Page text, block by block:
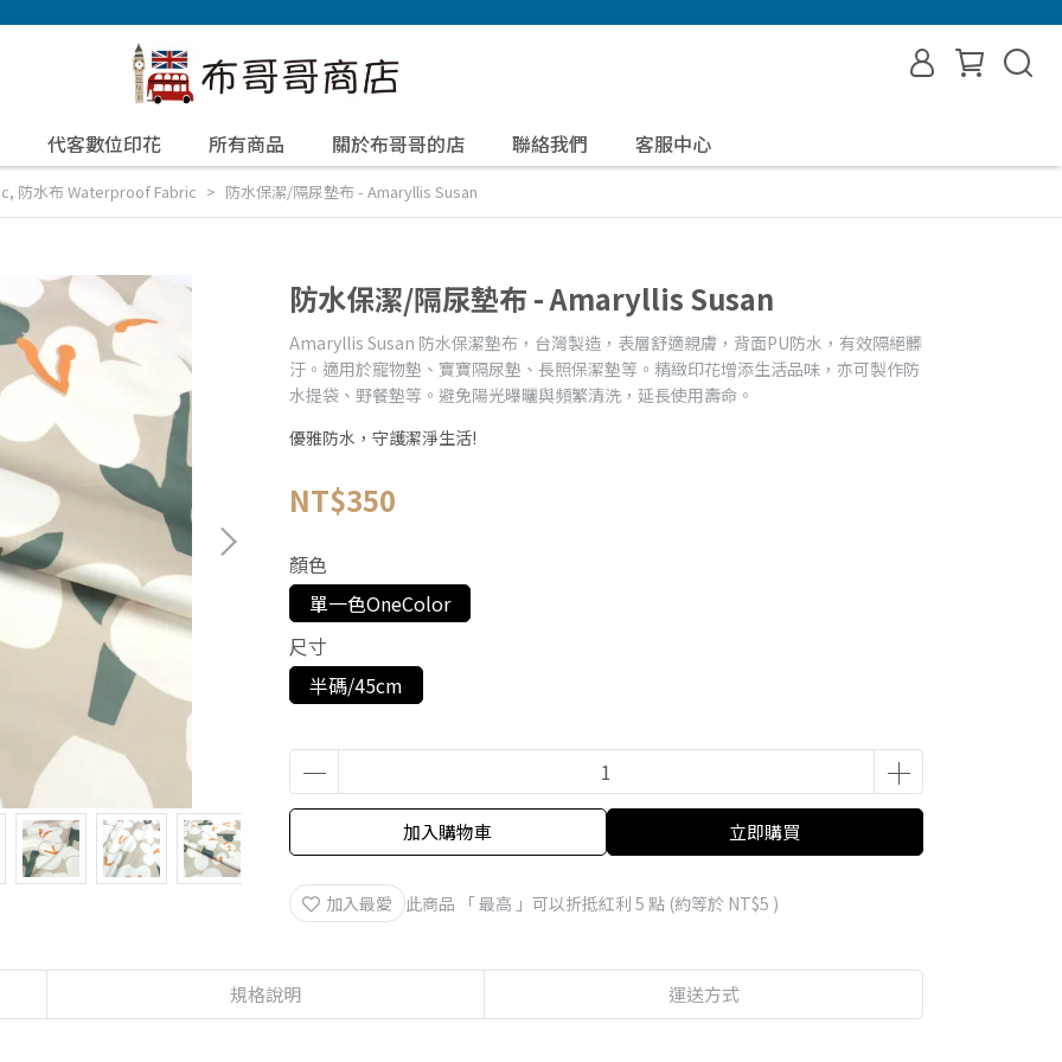
代客數位印花 所有商品 關於布哥哥的店 聯絡我們 客服中心
, 防水布 Waterproof Fabric 防水保潔/隔尿墊布 - Amaryllis Susan
防水保潔/隔尿墊布 - Amaryllis Susan
Amaryllis Susan 防水保潔墊布，台灣製造，表層舒適親膚，背面PU防水，有效隔絕髒
汙。適用於寵物墊、寶寶隔尿墊、長照保潔墊等。精緻印花增添生活品味，亦可製作防
水提袋、野餐墊等。避免陽光曝曬與頻繁清洗，延長使用壽命。
優雅防水，守護潔淨生活!
NT$350
顏色
單一色OneColor
尺寸
半碼/45cm
加入購物車 立即購買
加入最愛 此商品 「 最高 」可以折抵紅利 5 點 (約等於 NT$5 )
規格說明 運送方式